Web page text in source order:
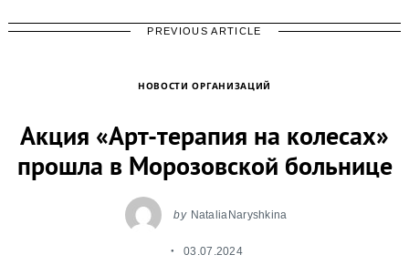
PREVIOUS ARTICLE
НОВОСТИ ОРГАНИЗАЦИЙ
Акция «Арт-терапия на колесах»
прошла в Морозовской больнице
by NataliaNaryshkina
03.07.2024